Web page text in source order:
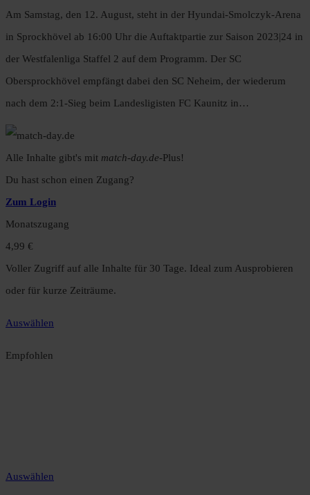
Am Samstag, den 12. August, steht in der Hyundai-Smolczyk-Arena
in Sprockhövel ab 16:00 Uhr die Auftaktpartie zur Saison 2023|24 in
der Westfalenliga Staffel 2 auf dem Programm. Der SC
Obersprockhövel empfängt dabei den SC Neheim, der wiederum
nach dem 2:1-Sieg beim Landesligisten FC Kaunitz in…
Alle Inhalte gibt's mit match-day.de-Plus!
Du hast schon einen Zugang?
Zum Login
Monatszugang
4,99 €
Voller Zugriff auf alle Inhalte für 30 Tage. Ideal zum Ausprobieren
oder für kurze Zeiträume.
Auswählen
Empfohlen
Auswählen